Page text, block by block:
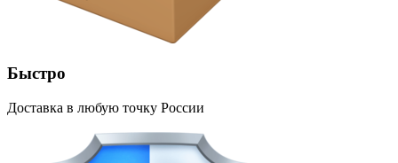
Быстро
Доставка в любую точку России